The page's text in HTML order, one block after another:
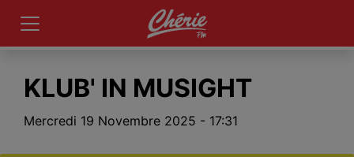
KLUB' IN MUSIGHT
Mercredi 19 Novembre 2025 - 17:31